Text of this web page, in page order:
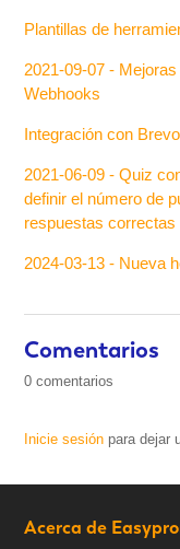
Plantillas de
2021-09-07 -
Webhooks
Integración con
2021-06-09 - Quiz
definir el número de
respuestas correctas
2024-03-13 - Nueva
Comentarios
0 comentarios
Inicie sesión para dejar
Acerca de